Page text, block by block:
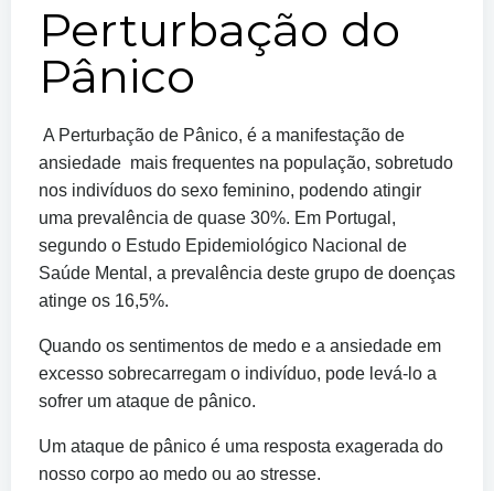
Perturbação do
Pânico
A Perturbação de Pânico, é a manifestação de
ansiedade mais frequentes na população, sobretudo
nos indivíduos do sexo feminino, podendo atingir
uma prevalência de quase 30%. Em Portugal,
segundo o Estudo Epidemiológico Nacional de
Saúde Mental, a prevalência deste grupo de doenças
atinge os 16,5%.
Quando os sentimentos de medo e a ansiedade em
excesso sobrecarregam o indivíduo, pode levá-lo a
sofrer um ataque de pânico.
Um ataque de pânico é uma resposta exagerada do
nosso corpo ao medo ou ao stresse.